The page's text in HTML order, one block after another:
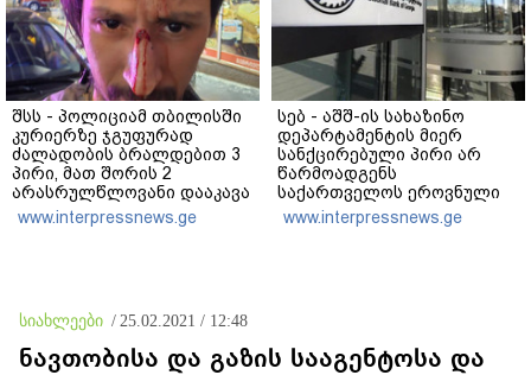
შსს - პოლიციამ თბილისში
კურიერზე ჯგუფურად
ძალადობის ბრალდებით 3
პირი, მათ შორის 2
არასრულწლოვანი დააკავა
- კიდევ 2 პირის დაკავების
მიზნით კი შესაბამისი
www.interpressnews.ge
სებ - აშშ-ის სახაზინო
დეპარტამენტის მიერ
სანქცირებული პირი არ
წარმოადგენს
საქართველოს ეროვნული
ბანკის რეგულირებულ
www.interpressnews.ge
სიახლეები / 25.02.2021 / 12:48
ნავთობისა და გაზის სააგენტოსა და